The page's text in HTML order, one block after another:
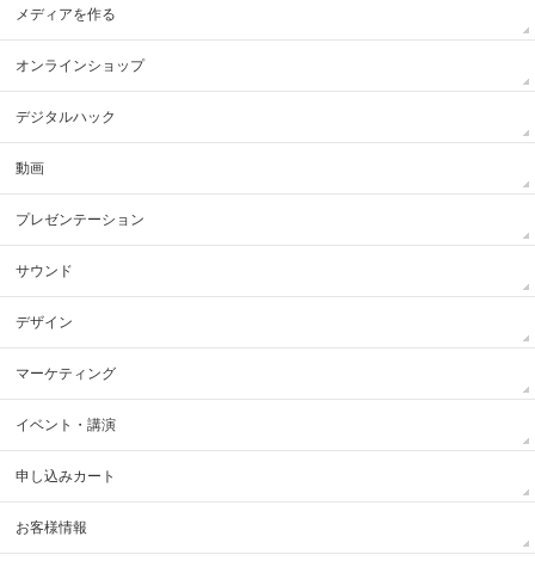
メディアを作る
オンラインショップ
デジタルハック
動画
プレゼンテーション
サウンド
デザイン
マーケティング
イベント・講演
申し込みカート
お客様情報